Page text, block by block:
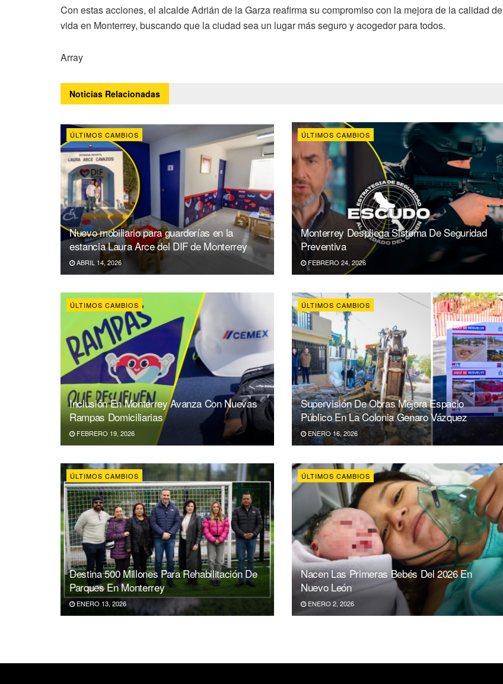
Con estas acciones, el alcalde Adrián de la Garza reafirma su compromiso con la mejora de la calidad de
vida en Monterrey, buscando que la ciudad sea un lugar más seguro y acogedor para todos.
Array
Noticias Relacionadas
ÚLTIMOS CAMBIOS
Nuevo mobiliario para guarderías en la
estancia Laura Arce del DIF de Monterrey
ABRIL 14, 2026
ÚLTIMOS CAMBIOS
Monterrey Despliega Sistema De Seguridad
Preventiva
FEBRERO 24, 2026
ÚLTIMOS CAMBIOS
Inclusión En Monterrey Avanza Con Nuevas
Rampas Domiciliarias
FEBRERO 19, 2026
ÚLTIMOS CAMBIOS
Supervisión De Obras Mejora Espacio
Público En La Colonia Genaro Vázquez
ENERO 16, 2026
ÚLTIMOS CAMBIOS
Destina 500 Millones Para Rehabilitación De
Parques En Monterrey
ENERO 13, 2026
ÚLTIMOS CAMBIOS
Nacen Las Primeras Bebés Del 2026 En
Nuevo León
ENERO 2, 2026